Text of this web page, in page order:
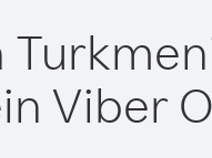
Viber